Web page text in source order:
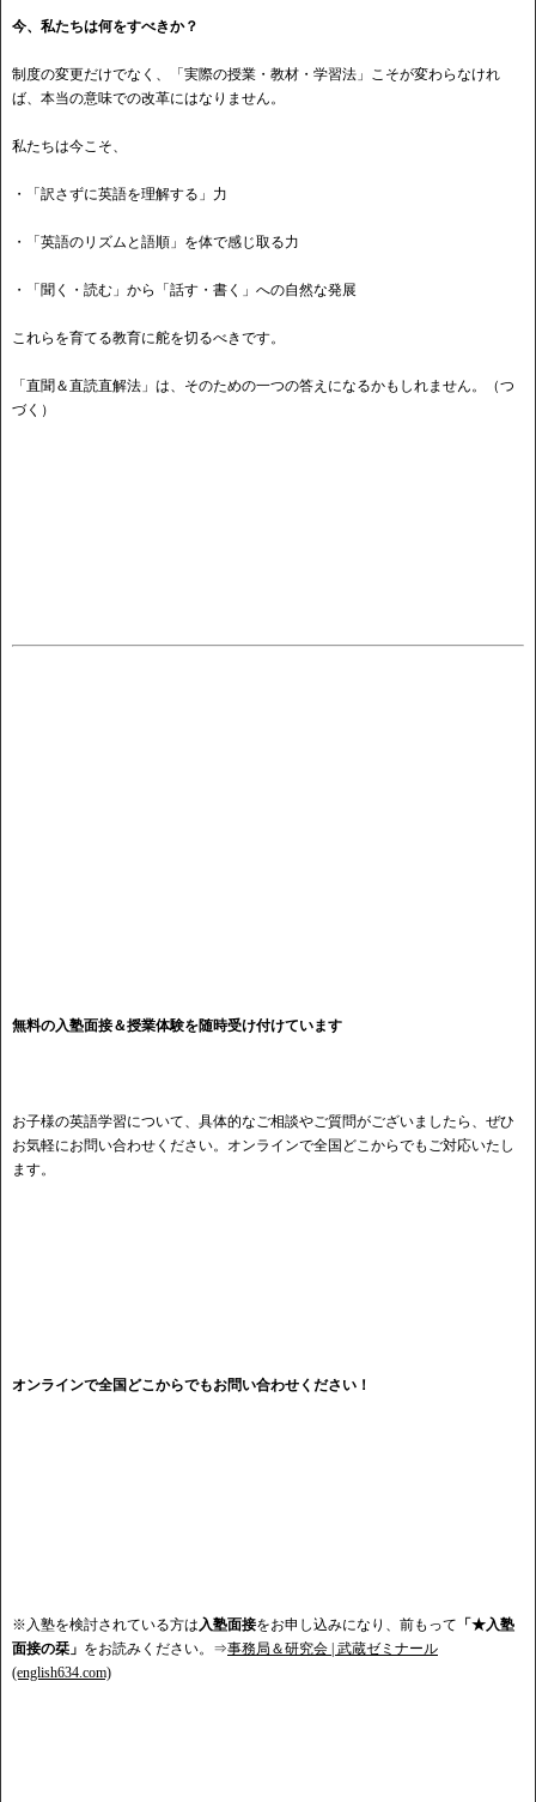
今、私たちは何をすべきか？
制度の変更だけでなく、「実際の授業・教材・学習法」こそが変わらなけれ
ば、本当の意味での改革にはなりません。
私たちは今こそ、
・ 「訳さずに英語を理解する」力
・ 「英語のリズムと語順」を体で感じ取る力
・ 「聞く・読む」から「話す・書く」への自然な発展
これらを育てる教育に舵を切るべきです。
「直聞＆直読直解法 」は、そのための一つの答えになるかもしれません。（つ
づく）
無料の入塾面接＆授業体験を随時受け付けています
お子様の英語学習について、具体的なご相談やご質問がございましたら、ぜひ
お気軽にお問い合わせください。オンラインで全国どこからでもご対応いたし
ます。
オンラインで全国どこからでもお問い合わせください！
※入塾を検討されている方は 入塾面接をお申し込みになり、前もって 「★入塾
面接の栞」 をお読みください。⇒事務局＆研究会 | 武蔵ゼミナール
(english634.com)